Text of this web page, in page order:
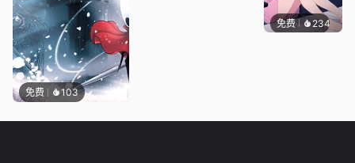
免费 103
免费 234好看